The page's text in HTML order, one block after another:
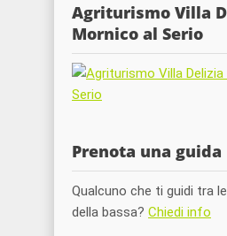
Agriturismo Villa
Mornico al Serio
Prenota una guida
Qualcuno che ti guidi tra
della bassa? Chiedi info